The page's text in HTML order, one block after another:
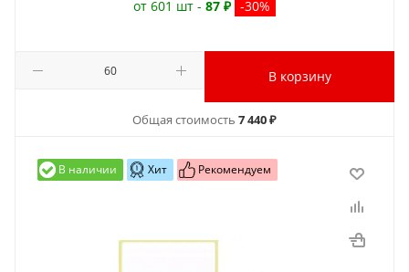
от 601 шт - 87 ₽ -30%
В корзину
Общая стоимость 7 440 ₽
В наличии Хит Рекомендуем